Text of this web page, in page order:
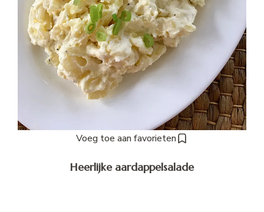
Voeg toe aan favorieten
Heerlijke aardappelsalade